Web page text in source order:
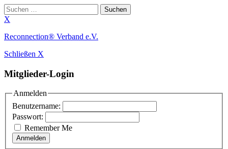
Suchen
nach:
X
Zum
springen
Reconnection® Verband e.V.
Schließen X
Mitglieder-Login
Anmelden
Benutzername:
Passwort:
Remember Me
Anmelden